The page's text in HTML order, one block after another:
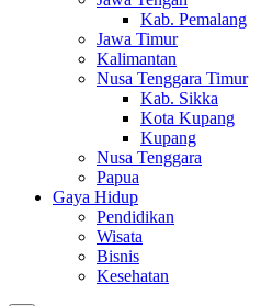
Kab. Pemalang
Jawa Timur
Kalimantan
Nusa Tenggara Timur
Kab. Sikka
Kota Kupang
Kupang
Nusa Tenggara
Papua
Gaya Hidup
Pendidikan
Wisata
Bisnis
Kesehatan